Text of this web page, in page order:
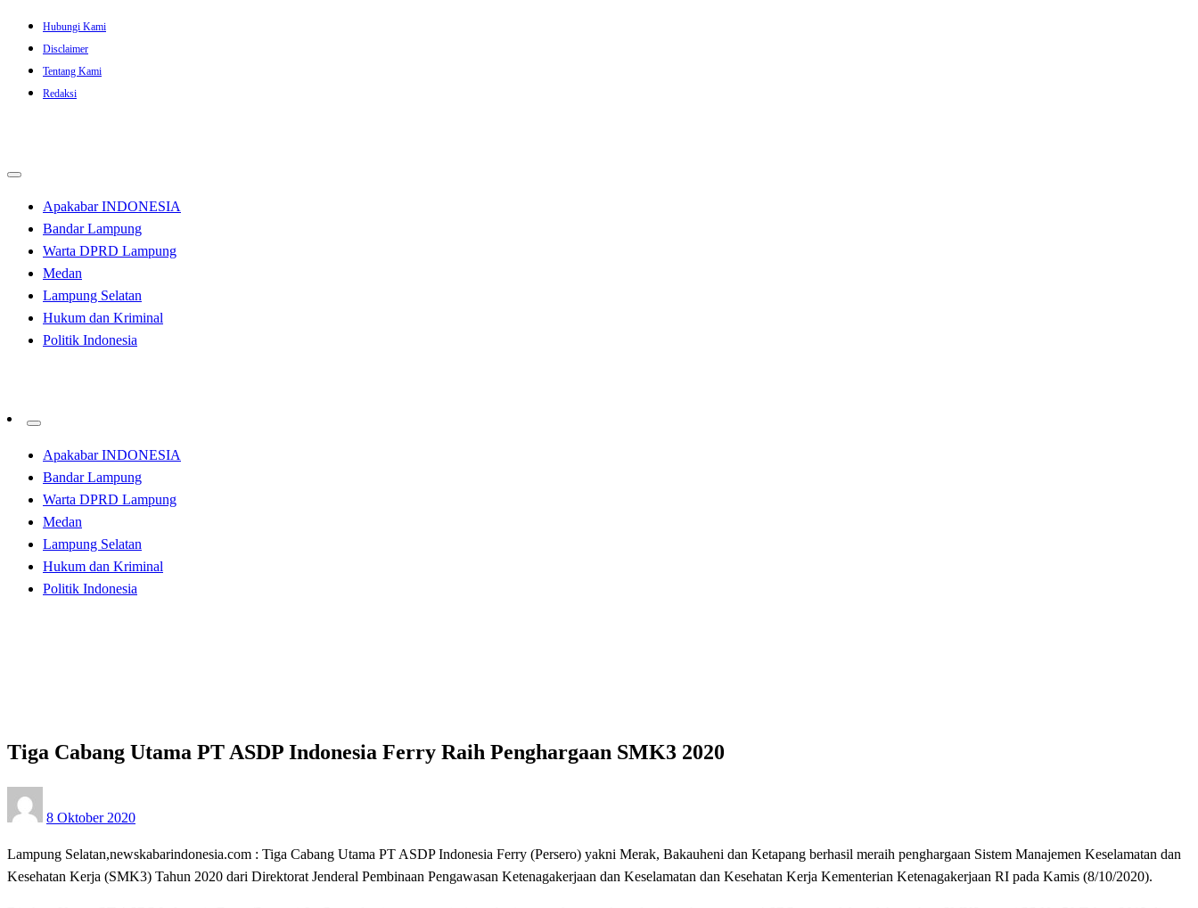
Skip
content
Hubungi Kami
Disclaimer
Tentang Kami
Redaksi
Apakabar INDONESIA
Bandar Lampung
Warta DPRD Lampung
Medan
Lampung Selatan
Hukum dan Kriminal
Politik Indonesia
Apakabar INDONESIA
Bandar Lampung
Warta DPRD Lampung
Medan
Lampung Selatan
Hukum dan Kriminal
Politik Indonesia
Tiga Cabang Utama PT ASDP Indonesia Ferry Raih Penghargaan SMK3 2020
on
8 Oktober 2020
Lampung Selatan,newskabarindonesia.com : Tiga Cabang Utama PT ASDP Indonesia Ferry (Persero) yakni Merak, Bakauheni dan Ketapang berhasil meraih penghargaan Sistem Manajemen Keselamatan dan
Kesehatan Kerja (SMK3) Tahun 2020 dari Direktorat Jenderal Pembinaan Pengawasan Ketenagakerjaan dan Keselamatan dan Kesehatan Kerja Kementerian Ketenagakerjaan RI pada Kamis (8/10/2020).